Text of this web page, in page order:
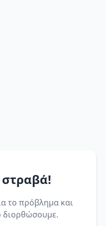
στραβά!
το πρόβλημα και
διορθώσουμε.